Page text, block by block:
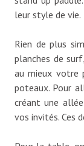
leur style de vie.
Rien de plus
planches de
au mieux votre
poteaux. Pour
créant une
vos invités. Ces